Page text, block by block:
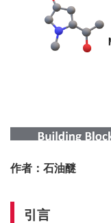
作者：石油醚
引言